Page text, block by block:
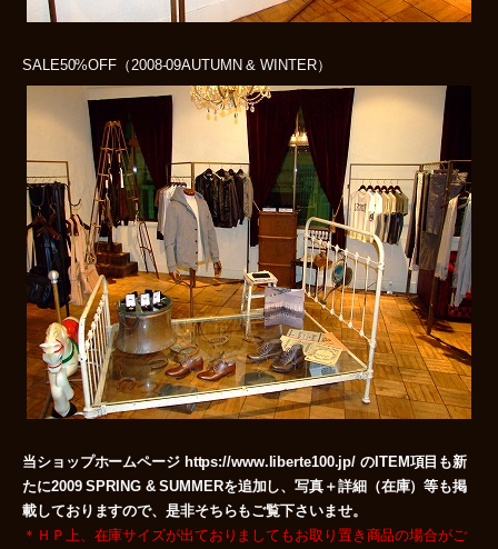
SALE50%OFF（2008-09AUTUMN & WINTER）
当ショップホームページ https://www.liberte100.jp/ のITEM項目も新
たに2009 SPRING & SUMMERを追加し、写真＋詳細（在庫）等も掲
載しておりますので、是非そちらもご覧下さいませ。
＊ＨＰ上、在庫サイズが出ておりましてもお取り置き商品の場合がご